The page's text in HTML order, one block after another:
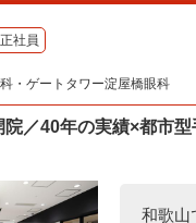
正社員
・ゲートタワー淀屋橋眼科
／40年の実績×都市
和歌山